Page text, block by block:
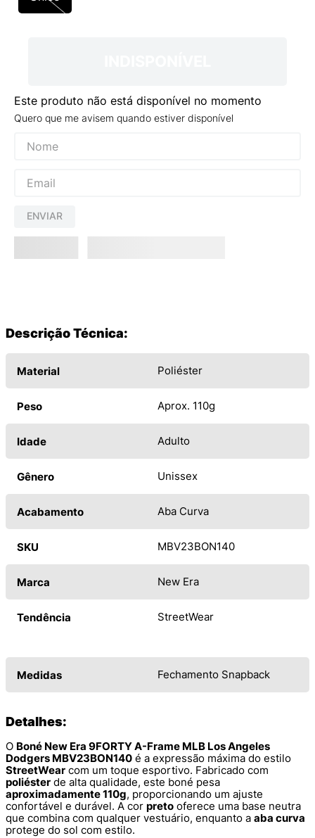
Este produto não está disponível no momento
Quero que me avisem quando estiver disponível
ENVIAR
Descrição Técnica:
Material Poliéster
Peso Aprox. 110g
Idade Adulto
Gênero Unissex
Acabamento Aba Curva
SKU MBV23BON140
Marca New Era
Tendência StreetWear
Medidas Fechamento Snapback
Detalhes:
O Boné New Era 9FORTY A-Frame MLB Los Angeles
Dodgers MBV23BON140 é a expressão máxima do estilo
StreetWear com um toque esportivo. Fabricado com
poliéster de alta qualidade, este boné pesa
aproximadamente 110g, proporcionando um ajuste
confortável e durável. A cor preto oferece uma base neutra
que combina com qualquer vestuário, enquanto a aba curva
protege do sol com estilo.
VEJA COUNTRY